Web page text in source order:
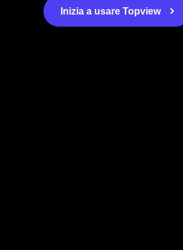
Inizia a usare Topview